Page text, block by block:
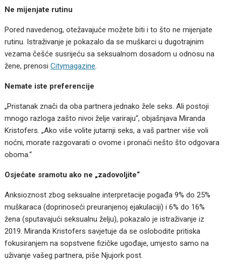
Ne mijenjate rutinu
Pored navedenog, otežavajuće možete biti i to što ne mijenjate
rutinu. Istraživanje je pokazalo da se muškarci u dugotrajnim
vezama češće susrijeću sa seksualnom dosadom u odnosu na
žene, prenosiCitymagazine.
Nemate iste preferencije
„Pristanak znači da oba partnera jednako žele seks. Ali postoji
mnogo razloga zašto nivoi želje variraju“, objašnjava Miranda
Kristofers. „Ako više volite jutarnji seks, a vaš partner više voli
noćni, morate razgovarati o ovome i pronaći nešto što odgovara
oboma.“
Osjećate sramotu ako ne „zadovoljite“
Anksioznost zbog seksualne interpretacije pogađa 9% do 25%
muškaraca (doprinoseći preuranjenoj ejakulaciji) i 6% do 16%
žena (sputavajući seksualnu želju), pokazalo je istraživanje iz
2019. Miranda Kristofers savjetuje da se oslobodite pritiska
fokusiranjem na sopstvene fizičke ugođaje, umjesto samo na
uživanje vašeg partnera, piše Njujork post.